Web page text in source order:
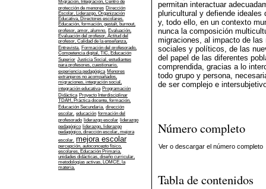
Migración, Integración, Centro de
protección de menores Dirección
Escolar, Liderazgo, Organización
Educativa, Directores escolares.
Educación, formación, gestalt, burnout,
profesor, amor, alumno. Evaluación,
Evaluación del profesor, Actitud del
profesor, Calidad de la enseñanza,
Entrevista. Formación del profesorado,
Competencia digital, TIC, Educación
Superior Justicia Social, estudiantes
para profesores, cuestionario,
experiencia pedagógica Menores
extranjeros no acompañados,
migraciones, integración social,
integración educativa Programación
Didáctica Proyecto Interdisciplinar
TDAH, Práctica docente, formación,
Educación Secundaria. dirección
escolar. educación formación del
profesorado liderazgo escolar liderazgo
pedagógico liderazgo, liderazgo
pedagógico, dirección escolar, mejora
escolar. mejora escolar
percepción, autoconcepto físico,
escolares, Educación Primaria.
unidades didácticas, diseño curricular,
metodologías activas, LOMCE, la
materia.
permitan interactuar
pluricultural y defiende
y, todo ello, en un contexto
nunca la composición
migraciones, al impacto de
sociales y políticos, de las
del papel de las diferentes
comprendida, gracias a lo
todo grupo y persona,
de ser complejo e
Número completo
Ver o descargar el número completo
Tabla de contenidos